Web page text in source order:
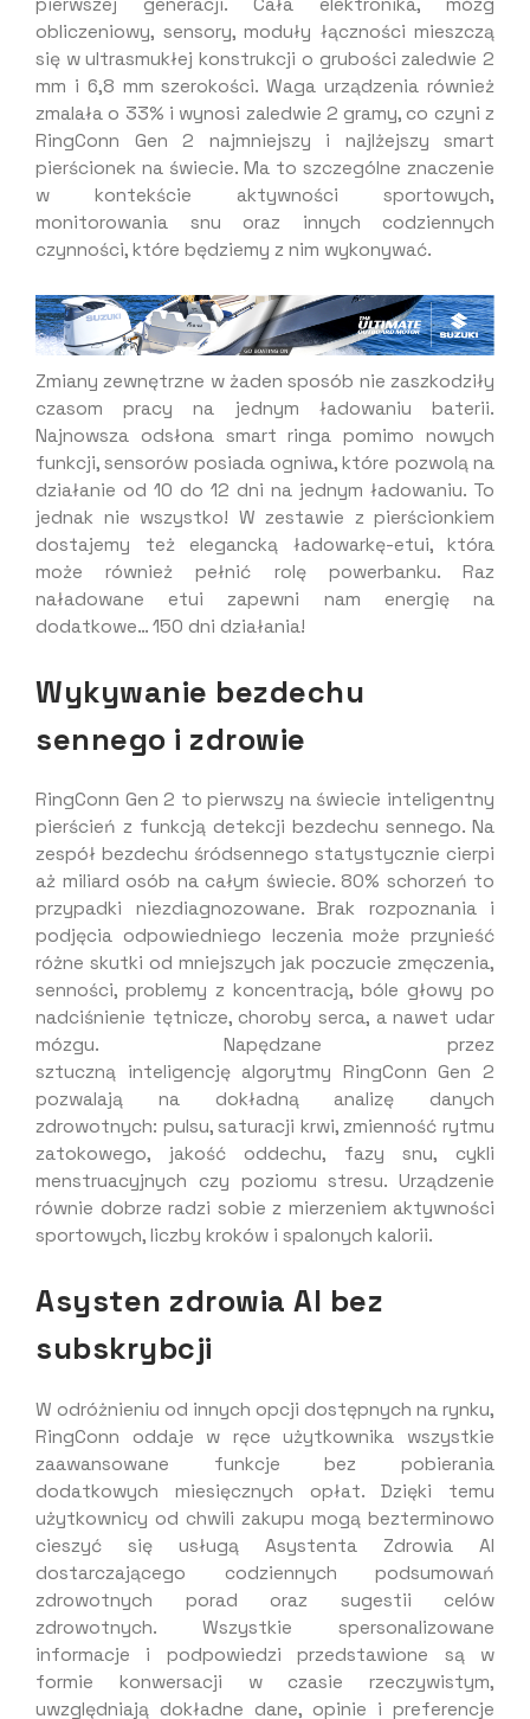
pierwszej generacji. Cała elektronika, mózg
obliczeniowy, sensory, moduły łączności mieszczą
się w ultrasmukłej konstrukcji o grubości zaledwie 2
mm i 6,8 mm szerokości. Waga urządzenia również
zmalała o 33% i wynosi zaledwie 2 gramy, co czyni z
RingConn Gen 2 najmniejszy i najlżejszy smart
pierścionek na świecie. Ma to szczególne znaczenie
w kontekście aktywności sportowych,
monitorowania snu oraz innych codziennych
czynności, które będziemy z nim wykonywać.
Zmiany zewnętrzne w żaden sposób nie zaszkodziły
czasom pracy na jednym ładowaniu baterii.
Najnowsza odsłona smart ringa pomimo nowych
funkcji, sensorów posiada ogniwa, które pozwolą na
działanie od 10 do 12 dni na jednym ładowaniu. To
jednak nie wszystko! W zestawie z pierścionkiem
dostajemy też elegancką ładowarkę-etui, która
może również pełnić rolę powerbanku. Raz
naładowane etui zapewni nam energię na
dodatkowe… 150 dni działania!
Wykywanie bezdechu
sennego i zdrowie
RingConn Gen 2 to pierwszy na świecie inteligentny
pierścień z funkcją detekcji bezdechu sennego. Na
zespół bezdechu śródsennego statystycznie cierpi
aż miliard osób na całym świecie. 80% schorzeń to
przypadki niezdiagnozowane. Brak rozpoznania i
podjęcia odpowiedniego leczenia może przynieść
różne skutki od mniejszych jak poczucie zmęczenia,
senności, problemy z koncentracją, bóle głowy po
nadciśnienie tętnicze, choroby serca, a nawet udar
mózgu. Napędzane przez
sztuczną inteligencję algorytmy RingConn Gen 2
pozwalają na dokładną analizę danych
zdrowotnych: pulsu, saturacji krwi, zmienność rytmu
zatokowego, jakość oddechu, fazy snu, cykli
menstruacyjnych czy poziomu stresu. Urządzenie
równie dobrze radzi sobie z mierzeniem aktywności
sportowych, liczby kroków i spalonych kalorii.
Asysten zdrowia AI bez
subskrybcji
W odróżnieniu od innych opcji dostępnych na rynku,
RingConn oddaje w ręce użytkownika wszystkie
zaawansowane funkcje bez pobierania
dodatkowych miesięcznych opłat. Dzięki temu
użytkownicy od chwili zakupu mogą bezterminowo
cieszyć się usługą Asystenta Zdrowia AI
dostarczającego codziennych podsumowań
zdrowotnych porad oraz sugestii celów
zdrowotnych. Wszystkie spersonalizowane
informacje i podpowiedzi przedstawione są w
formie konwersacji w czasie rzeczywistym,
uwzględniają dokładne dane, opinie i preferencje